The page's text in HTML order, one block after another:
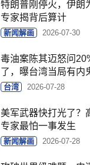
特朗普刚停火，伊朗
专家揭背后算计
新闻解画 2026-07-30
毒油案陈其迈怒问
了，曝台湾当局有内
台湾 2026-07-28
美军武器快打光了？
专家最怕一事发生
新闻解画 2026-07-28